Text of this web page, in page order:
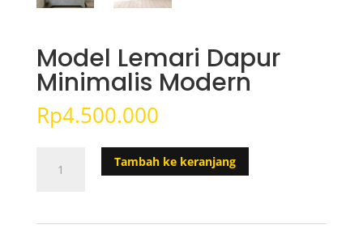
Model Lemari Dapur
Minimalis Modern
Rp4.500.000
Model
Tambah ke keranjang